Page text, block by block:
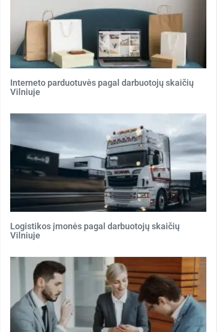
Interneto parduotuvės pagal darbuotojų skaičių
Vilniuje
Logistikos įmonės pagal darbuotojų skaičių
Vilniuje